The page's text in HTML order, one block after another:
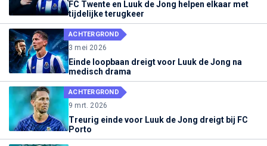
FC Twente en Luuk de Jong helpen elkaar met
tijdelijke terugkeer
ACHTERGROND
3 mei 2026
Einde loopbaan dreigt voor Luuk de Jong na
medisch drama
ACHTERGROND
9 mrt. 2026
Treurig einde voor Luuk de Jong dreigt bij FC
Porto